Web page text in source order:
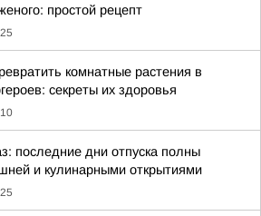
простой рецепт
комнатные растения в
секреты их здоровья
последние дни отпуска полны
и кулинарными открытиями